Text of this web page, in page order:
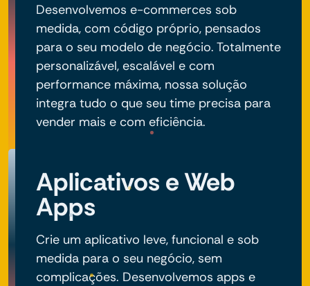
Desenvolvemos e-commerces sob
medida, com código próprio, pensados
para o seu modelo de negócio. Totalmente
personalizável, escalável e com
performance máxima, nossa solução
integra tudo o que seu time precisa para
vender mais e com eficiência.
Aplicativos e Web
Apps
Crie um aplicativo leve, funcional e sob
medida para o seu negócio, sem
complicações. Desenvolvemos apps e